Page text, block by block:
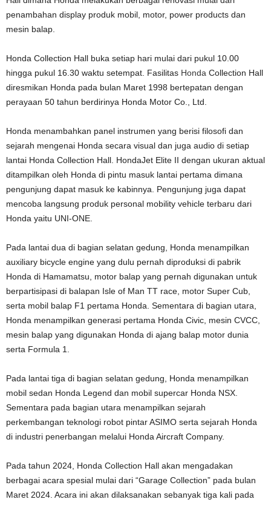
penambahan display produk mobil, motor, power products dan
mesin balap.
Honda Collection Hall buka setiap hari mulai dari pukul 10.00
hingga pukul 16.30 waktu setempat. Fasilitas Honda Collection Hall
diresmikan Honda pada bulan Maret 1998 bertepatan dengan
perayaan 50 tahun berdirinya Honda Motor Co., Ltd.
Honda menambahkan panel instrumen yang berisi filosofi dan
sejarah mengenai Honda secara visual dan juga audio di setiap
lantai Honda Collection Hall. HondaJet Elite II dengan ukuran aktual
ditampilkan oleh Honda di pintu masuk lantai pertama dimana
pengunjung dapat masuk ke kabinnya. Pengunjung juga dapat
mencoba langsung produk personal mobility vehicle terbaru dari
Honda yaitu UNI-ONE.
Pada lantai dua di bagian selatan gedung, Honda menampilkan
auxiliary bicycle engine yang dulu pernah diproduksi di pabrik
Honda di Hamamatsu, motor balap yang pernah digunakan untuk
berpartisipasi di balapan Isle of Man TT race, motor Super Cub,
serta mobil balap F1 pertama Honda. Sementara di bagian utara,
Honda menampilkan generasi pertama Honda Civic, mesin CVCC,
mesin balap yang digunakan Honda di ajang balap motor dunia
serta Formula 1.
Pada lantai tiga di bagian selatan gedung, Honda menampilkan
mobil sedan Honda Legend dan mobil supercar Honda NSX.
Sementara pada bagian utara menampilkan sejarah
perkembangan teknologi robot pintar ASIMO serta sejarah Honda
di industri penerbangan melalui Honda Aircraft Company.
Pada tahun 2024, Honda Collection Hall akan mengadakan
berbagai acara spesial mulai dari “Garage Collection” pada bulan
Maret 2024. Acara ini akan dilaksanakan sebanyak tiga kali pada